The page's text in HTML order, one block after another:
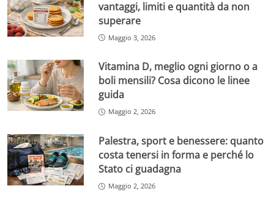
vantaggi, limiti e quantità da non
superare
Maggio 3, 2026
Vitamina D, meglio ogni giorno o a
boli mensili? Cosa dicono le linee
guida
Maggio 2, 2026
Palestra, sport e benessere: quanto
costa tenersi in forma e perché lo
Stato ci guadagna
Maggio 2, 2026